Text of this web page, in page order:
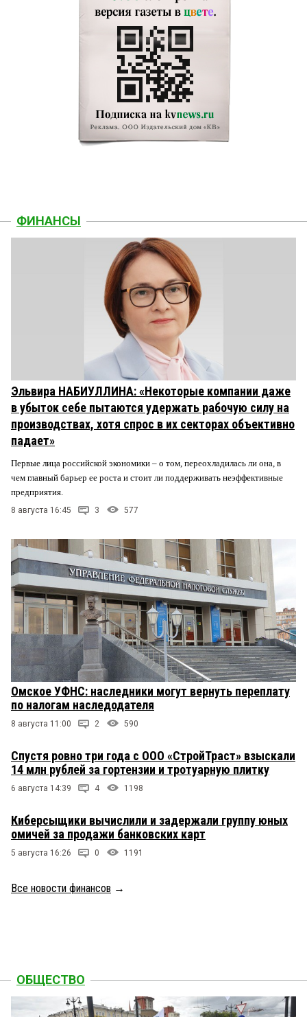
ФИНАНСЫ
Эльвира НАБИУЛЛИНА: «Некоторые компании даже
в убыток себе пытаются удержать рабочую силу на
производствах, хотя спрос в их секторах объективно
падает»
Первые лица российской экономики – о том, переохладилась ли она, в
чем главный барьер ее роста и стоит ли поддерживать неэффективные
предприятия.
8 августа 16:45 3 577
Омское УФНС: наследники могут вернуть переплату
по налогам наследодателя
8 августа 11:00 2 590
Спустя ровно три года с ООО «СтройТраст» взыскали
14 млн рублей за гортензии и тротуарную плитку
6 августа 14:39 4 1198
Киберсыщики вычислили и задержали группу юных
омичей за продажи банковских карт
5 августа 16:26 0 1191
Все новости финансов →
ОБЩЕСТВО